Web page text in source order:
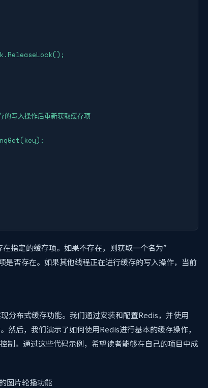
写入操作后重新获取缓存项
指定的缓存项。如果不存在，则获取一个名为”
否存在。如果其他线程正在进行缓存的写入操作，当前
分布式缓存功能。我们通过安装和配置Redis，并使用
后，我们演示了如何使用Redis进行基本的缓存操作，
制。通过这些代码示例，希望读者能够在自己的项目中成
图片轮播功能